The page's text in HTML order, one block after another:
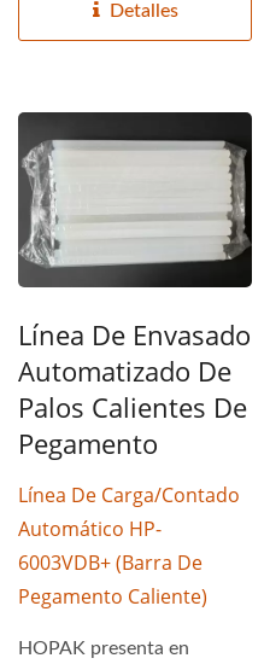
Detalles
Línea De Envasado
Automatizado De
Palos Calientes De
Pegamento
Línea De Carga/contado
Automático HP-
6003VDB+ (barra De
Pegamento Caliente)
HOPAK presenta en